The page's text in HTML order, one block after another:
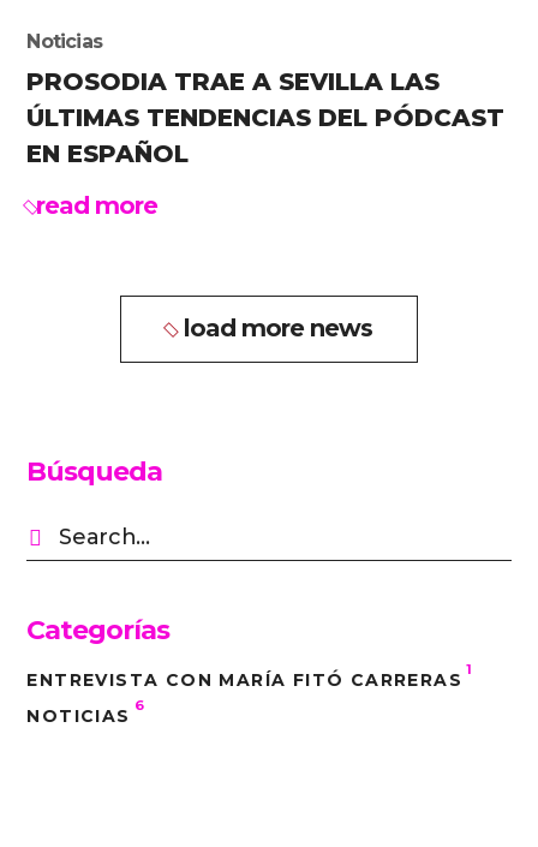
Noticias
PROSODIA TRAE A SEVILLA LAS
ÚLTIMAS TENDENCIAS DEL PÓDCAST
EN ESPAÑOL
read more
load more news
Búsqueda
Categorías
ENTREVISTA CON MARÍA FITÓ CARRERAS 1
NOTICIAS 6